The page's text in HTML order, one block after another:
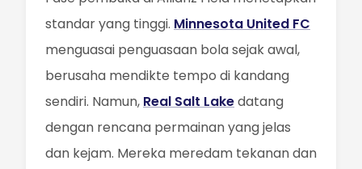
standar yang tinggi. Minnesota United FC
menguasai penguasaan bola sejak awal,
berusaha mendikte tempo di kandang
sendiri. Namun, Real Salt Lakedatang
dengan rencana permainan yang jelas
dan kejam. Mereka meredam tekanan dan